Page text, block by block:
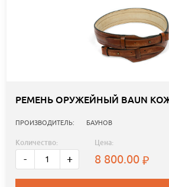
РЕМЕНЬ ОРУЖЕЙНЫЙ BAUN
ПРОИЗВОДИТЕЛЬ: БАУНОВ
Количество:
- +
Цена:
8 800.00